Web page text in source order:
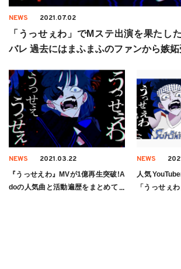
NEWS 2021.07.02
「うっせぇわ」でMステ出演を果たし
バレ 過去にはまふまふのファンから嫉妬
NEWS 2021.03.22
『うっせえわ』MVが1億再生突破!A
doの人気曲と活動遍歴をまとめてみ
NEWS
人気
「うっせぇ